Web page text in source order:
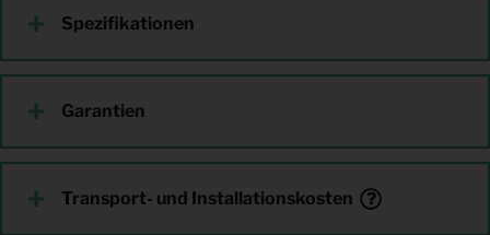
Spezifikationen
Garantien
Transport- und Installationskosten